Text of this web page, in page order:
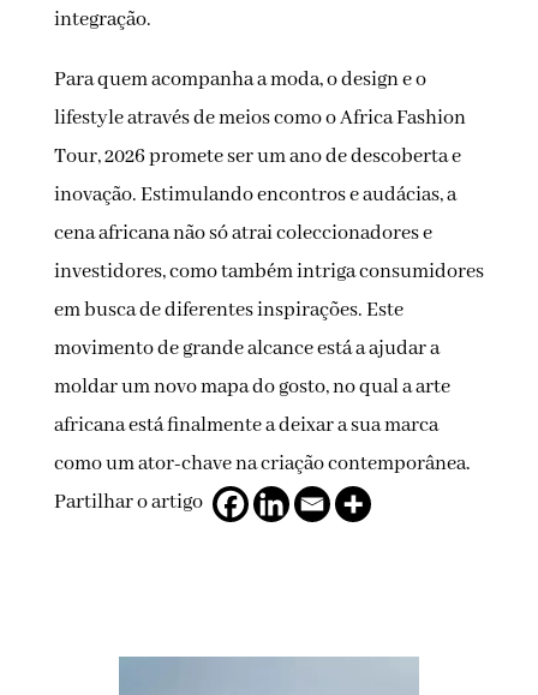
integração.
Para quem acompanha a moda, o design e o
lifestyle através de meios como o Africa Fashion
Tour, 2026 promete ser um ano de descoberta e
inovação. Estimulando encontros e audácias, a
cena africana não só atrai coleccionadores e
investidores, como também intriga consumidores
em busca de diferentes inspirações. Este
movimento de grande alcance está a ajudar a
moldar um novo mapa do gosto, no qual a arte
africana está finalmente a deixar a sua marca
como um ator-chave na criação contemporânea.
Partilhar o artigo